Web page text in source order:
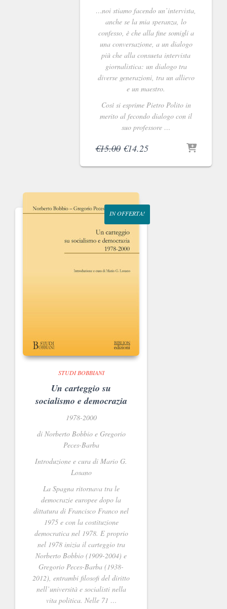
…noi stiamo facendo un’intervista,
anche se la mia speranza, lo
confesso, è che alla fine somigli a
una conversazione, a un dialogo
più che alla consueta intervista
giornalistica: un dialogo tra
diverse generazioni, tra un allievo
e un maestro.
Così si esprime Pietro Polito in
merito al fecondo dialogo con il
suo professore …
€15.00 Il
originale
€15.00.
€14.25Il
attuale
IN OFFERTA!
STUDI BOBBIANI
Un carteggio su
socialismo e democrazia
1978-2000
di Norberto Bobbio e Gregorio
Peces-Barba
Introduzione e cura di Mario G.
Losano
La Spagna ritornava tra le
democrazie europee dopo la
dittatura di Francisco Franco nel
1975 e con la costituzione
democratica nel 1978. E proprio
nel 1978 inizia il carteggio tra
Norberto Bobbio (1909-2004) e
Gregorio Peces-Barba (1938-
2012), entrambi filosofi del diritto
nell’università e socialisti nella
vita politica. Nelle 71 …